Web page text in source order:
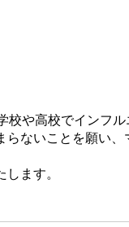
校や高校でインフ
ないことを願い
ます。